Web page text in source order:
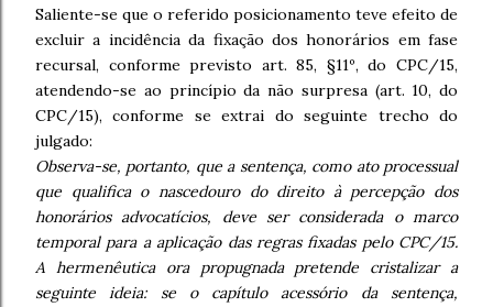
Saliente-se que o referido posicionamento teve efeito de
excluir a incidência da fixação dos honorários em fase
recursal, conforme previsto art. 85, §11º, do CPC/15,
atendendo-se ao princípio da não surpresa (art. 10, do
CPC/15), conforme se extrai do seguinte trecho do
julgado:
Observa-se, portanto, que a sentença, como ato processual
que qualifica o nascedouro do direito à percepção dos
honorários advocatícios, deve ser considerada o marco
temporal para a aplicação das regras fixadas pelo CPC/15.
A hermenêutica ora propugnada pretende cristalizar a
seguinte ideia: se o capítulo acessório da sentença,